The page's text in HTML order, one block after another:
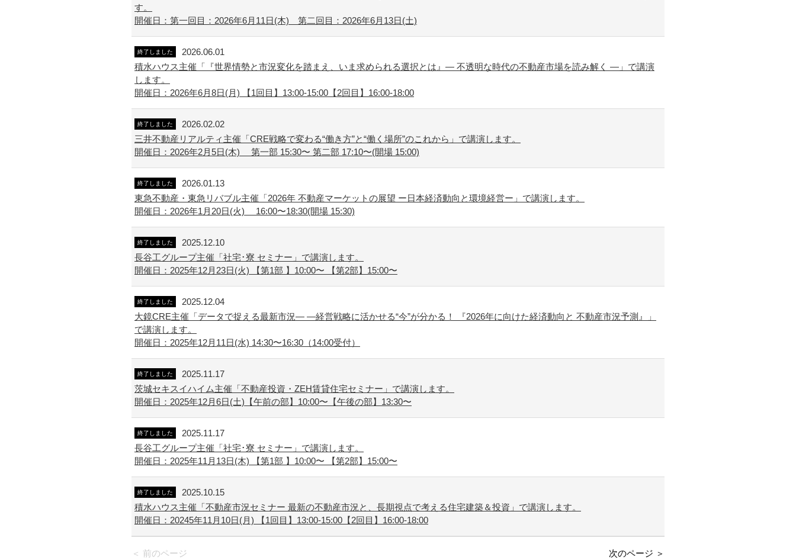
す。
開催日：第一回目：2026年6月11日(木) 第二回目：2026年6月13日(土)
終了しました
2026.06.01
積水ハウス主催「『世界情勢と市況変化を踏まえ、いま求められる選択とは』― 不透明な時代の不動産市場を読み解く ―」で講演
します。
開催日：2026年6月8日(月) 【1回目】13:00-15:00【2回目】16:00-18:00
終了しました
2026.02.02
三井不動産リアルティ主催「CRE戦略で変わる“働き方”と“働く場所”のこれから」で講演します。
開催日：2026年2月5日(木) 第一部 15:30〜 第二部 17:10〜(開場 15:00)
終了しました
2026.01.13
東急不動産・東急リバブル主催「2026年 不動産マーケットの展望 ー日本経済動向と環境経営ー」で講演します。
開催日：2026年1月20日(火) 16:00〜18:30(開場 15:30)
終了しました
2025.12.10
長谷工グループ主催「社宅･寮 セミナー」で講演します。
開催日：2025年12月23日(火) 【第1部 】10:00〜 【第2部】15:00〜
終了しました
2025.12.04
大鏡CRE主催「データで捉える最新市況― ―経営戦略に活かせる“今”が分かる！ 『2026年に向けた経済動向と 不動産市況予測』」
で講演します。
開催日：2025年12月11日(水) 14:30〜16:30（14:00受付）
終了しました
2025.11.17
茨城セキスイハイム主催「不動産投資・ZEH賃貸住宅セミナー」で講演します。
開催日：2025年12月6日(土)【午前の部】10:00〜【午後の部】13:30〜
終了しました
2025.11.17
長谷工グループ主催「社宅･寮 セミナー」で講演します。
開催日：2025年11月13日(木) 【第1部 】10:00〜 【第2部】15:00〜
終了しました
2025.10.15
積水ハウス主催「不動産市況セミナー 最新の不動産市況と、長期視点で考える住宅建築＆投資」で講演します。
開催日：20245年11月10日(月) 【1回目】13:00-15:00【2回目】16:00-18:00
＜ 前のページ 次のページ ＞